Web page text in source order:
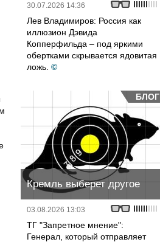
30.07.2026 14:36
Лев Владимиров: Россия как
иллюзион Дэвида
Копперфильда – под яркими
обертками скрывается ядовитая
ложь. ©
БЛОГ
Кремль выберет другое
03.08.2026 13:03
ТГ "Запретное мнение":
Генерал, который отправляет